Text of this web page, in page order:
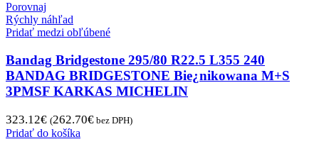
Porovnaj
Rýchly náhľad
Pridať medzi obľúbené
Bandag Bridgestone 295/80 R22.5 L355 240
BANDAG BRIDGESTONE Bie¿nikowana M+S
3PMSF KARKAS MICHELIN
323.12€ (262.70€ bez DPH)
Pridať do košíka